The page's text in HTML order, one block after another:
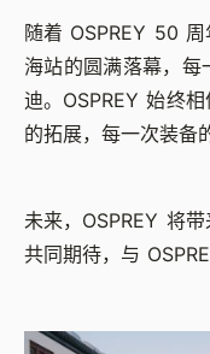
随着 OSPREY 50
海站的圆满落幕，每
迪。OSPREY 始终
的拓展，每一次装备
未来，OSPREY 将
共同期待，与